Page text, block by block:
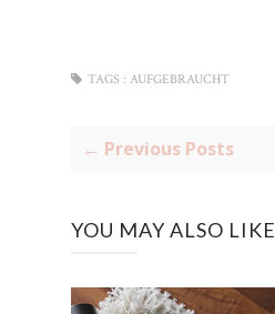
TAGS : AUFGEBRAUCHT
← Previous Posts
YOU MAY ALSO LIKE